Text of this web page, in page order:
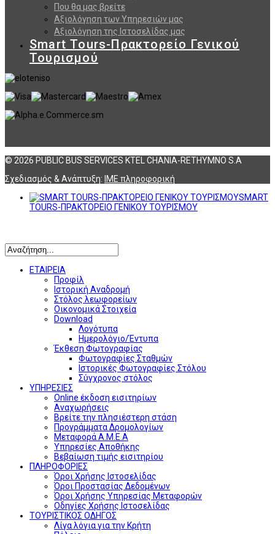
Που θα μας βρείτε
Αξιολόγηση των Υπηρεσιών μας
Αξιολόγηση της Ιστοσελίδας μας
Smart Tours-Πρακτορείο Γενικού
Τουρισμού
© 2026 PUBLIC BUS SERVICES KTEL CHANIA-RETHYMNO S.A
Σχεδιασμός & Ανάπτυξη: ΙΜΕ πληροφορική
SMART
TOURS-ΠΡΑΚΤΟΡΕΙΟ ΓΕΝΙΚΟΥ ΤΟΥΡΙΣΜΟΥ
ΕΤΑΙΡΕΙΑ
Προφίλ
Ιστορική Αναδρομή
Στόλος λεωφορείων
Οικονομικά Στοιχεία
Download
Λογότυπα
Ημερολόγιο/Έντυπα
Έκθεση Φωτογραφίας
Φωτογραφίες Σταθμών
Ιστορικές Φωτογραφίες Στόλου
Σύγχρονος στόλος
ΥΠΗΡΕΣΙΕΣ
Online έκδοση εισιτηρίων
Αναχωρήσεις
Βρείτε την πλησιέστερη στάση
Προγράμματα Δρομολογίων
Μεταφορά Α.Μ.Ε.Α
Υπηρεσίες Αποθήκης
Βεβαίωση τιμής εισιτηρίου
ΠΛΗΡΟΦΟΡΙΕΣ
Όροι Χρήσης Ιστοσελίδας
Όροι Προστασίας Δεδομένων
Όροι Χρήσης Υπηρεσίας Μεταφορών
Οδηγίες Χρήσης Ιστοσελίδας
ΤΟΥΡΙΣΤΙΚΟΣ ΟΔΗΓΟΣ
Λίγα λόγια για την Κρήτη